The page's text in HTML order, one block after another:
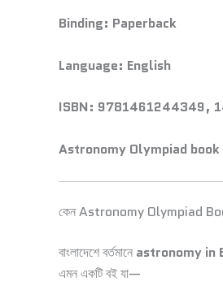
Binding: Paperback
Language: English
ISBN: 9781461244349,
Astronomy Olympiad book
কেন Astronomy Olympiad Book
বাংলাদেশে বর্তমানে astronomy in
এমন একটি বই যা—